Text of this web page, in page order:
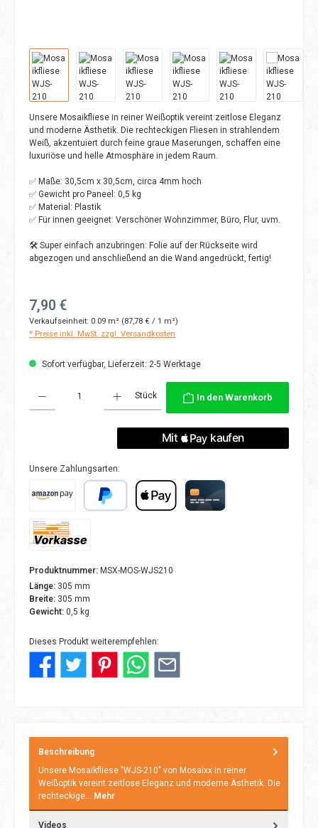
Unsere Mosaikfliese in reiner Weißoptik vereint zeitlose Eleganz
und moderne Ästhetik. Die rechteckigen Fliesen in strahlendem
Weiß, akzentuiert durch feine graue Maserungen, schaffen eine
luxuriöse und helle Atmosphäre in jedem Raum.
✅ Maße: 30,5cm x 30,5cm, circa 4mm hoch
✅ Gewicht pro Paneel: 0,5 kg
✅ Material: Plastik
✅ Für innen geeignet: Verschöner Wohnzimmer, Büro, Flur, uvm.
🛠️ Super einfach anzubringen: Folie auf der Rückseite wird
abgezogen und anschließend an die Wand angedrückt, fertig!
Regulärer Preis:
7,90 €
Verkaufseinheit: 0.09 m² (87,78 € / 1 m²)
* Preise inkl. MwSt. zzgl. Versandkosten
Sofort verfügbar, Lieferzeit: 2-5 Werktage
Stück In den Warenkorb
Unsere Zahlungsarten:
Produktnummer: MSX-MOS-WJS210
Länge: 305 mm
Breite: 305 mm
Gewicht: 0,5 kg
Dieses Produkt weiterempfehlen:
Beschreibung
Unsere Mosaikfliese "WJS-210" von Mosaixx in reiner
Weißoptik vereint zeitlose Eleganz und moderne Ästhetik. Die
rechteckige… Mehr
Videos